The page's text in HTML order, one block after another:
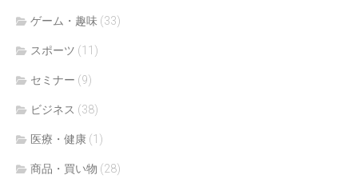
ゲーム・趣味 (33)
スポーツ (11)
セミナー (9)
ビジネス (38)
医療・健康 (1)
商品・買い物 (28)